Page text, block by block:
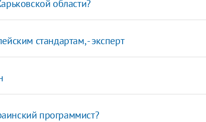
области?
стандартам, - эксперт
программист?